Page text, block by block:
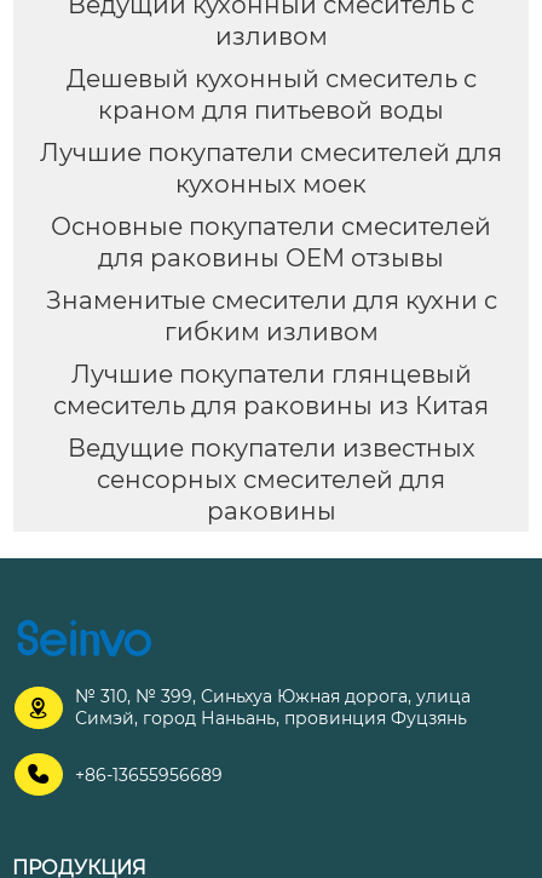
изливом
Дешевый кухонный смеситель с
краном для питьевой воды
Лучшие покупатели смесителей для
кухонных моек
Основные покупатели смесителей
для раковины OEM отзывы
Знаменитые смесители для кухни с
гибким изливом
Лучшие покупатели глянцевый
смеситель для раковины из Китая
Ведущие покупатели известных
сенсорных смесителей для
раковины

№ 310, № 399, Синьхуа Южная дорога, улица
Симэй, город Наньань, провинция Фуцзянь
 +86-13655956689
ПРОДУКЦИЯ